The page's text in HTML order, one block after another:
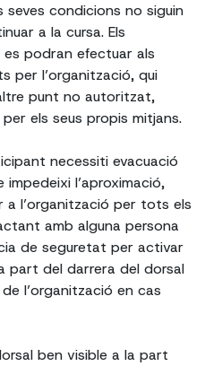
condicions no siguin
a la cursa. Els
podran efectuar als
per l’organització, qui
punt no autoritzat,
els seus propis mitjans.
necessiti evacuació
l’aproximació,
a l’organització per tots els
amb alguna persona
de seguretat per activar
part del darrera del dorsal
l’organització en cas
ben visible a la part